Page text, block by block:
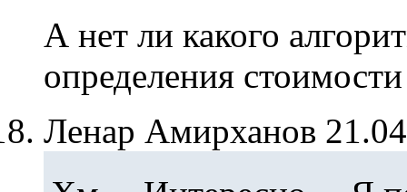
А нет ли какого
определения
Ленар Амирханов